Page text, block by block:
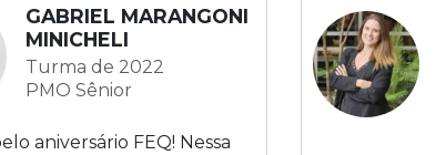
GABRIEL MARANGONI
MINICHELI
Turma de 2022
PMO Sênior
aniversário FEQ! Nessa